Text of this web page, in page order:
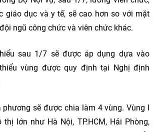
giáo dục và y tế, sẽ cao hơn so với mặt
ngũ công chức và viên chức khác.
sau 1/7 sẽ được áp dụng dựa vào
vùng được quy định tại Nghị định
sẽ được chia làm 4 vùng. Vùng I
lớn như Hà Nội, TP.HCM, Hải Phòng,